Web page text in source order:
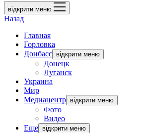
відкрити меню
Назад
Главная
Горловка
Донбасс відкрити меню
Донецк
Луганск
Украина
Мир
Медиацентр відкрити меню
Фото
Видео
Еще відкрити меню